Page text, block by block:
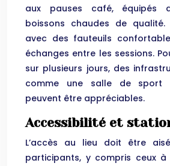
aux pauses café, équipés
boissons chaudes de
avec des fauteuils
échanges entre les sessions.
sur plusieurs jours, des
comme une salle de sport
peuvent être appréciables.
Accessibilité et
L’accès au lieu doit être
participants, y compris ceux à